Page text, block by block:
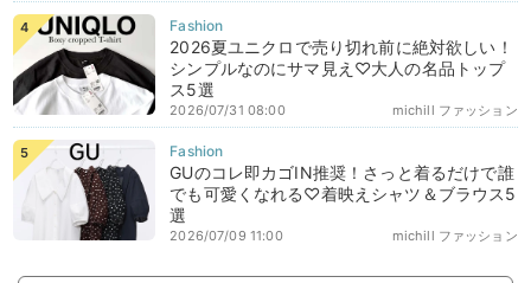
2026夏ユニクロで売り切れ前に絶対欲しい！
シンプルなのにサマ見え♡大人の名品トップ
ス5選
michill ファッション
2026/07/31 08:00
GUのコレ即カゴIN推奨！さっと着るだけで誰
でも可愛くなれる♡着映えシャツ＆ブラウス5
選
michill ファッション
2026/07/09 11:00